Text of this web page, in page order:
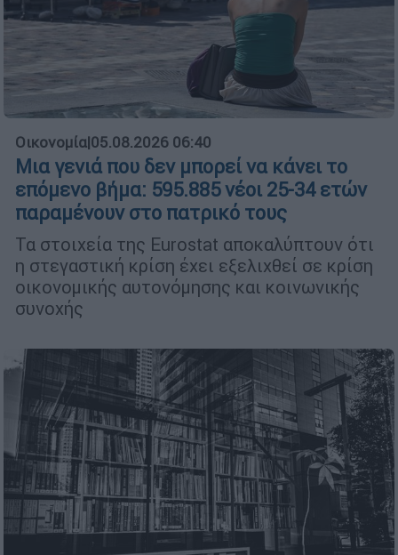
Οικονομία|05.08.2026 06:40
Μια γενιά που δεν μπορεί να κάνει το
επόμενο βήμα: 595.885 νέοι 25-34 ετών
παραμένουν στο πατρικό τους
Τα στοιχεία της Eurostat αποκαλύπτουν ότι
η στεγαστική κρίση έχει εξελιχθεί σε κρίση
οικονομικής αυτονόμησης και κοινωνικής
συνοχής